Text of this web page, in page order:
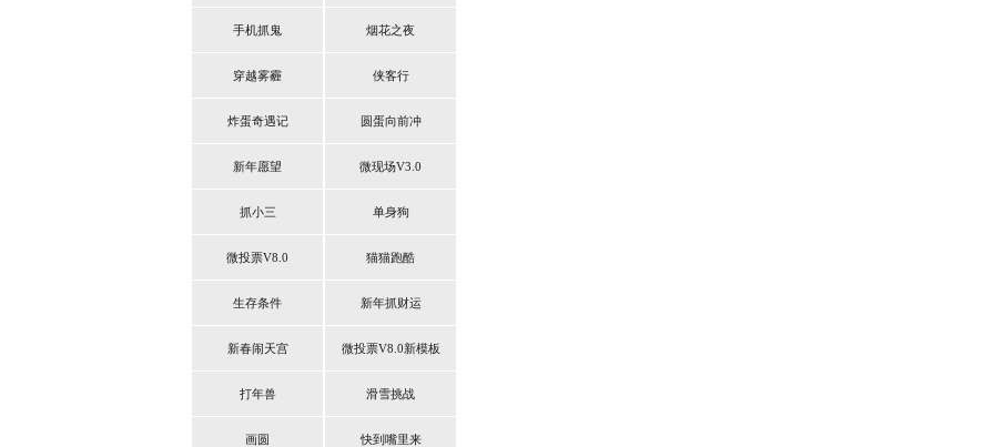
手机抓鬼 烟花之夜
穿越雾霾 侠客行
炸蛋奇遇记 圆蛋向前冲
新年愿望 微现场V3.0
抓小三 单身狗
微投票V8.0 猫猫跑酷
生存条件 新年抓财运
新春闹天宫 微投票V8.0新模板
打年兽 滑雪挑战
画圆 快到嘴里来